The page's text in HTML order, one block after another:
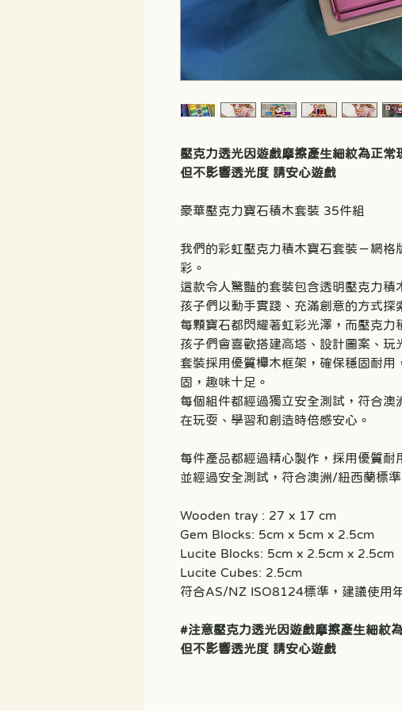
壓克力透光因遊戲摩擦產生細紋為正常
但不影響透光度 請安心遊戲
豪華壓克力寶石積木套裝 35件組
我們的彩虹壓克力積木寶石套裝－網格
彩。
這款令人驚豔的套裝包含透明壓克力積
孩子們以動手實踐、充滿創意的方式探
每顆寶石都閃耀著虹彩光澤，而壓克力
孩子們會喜歡搭建高塔、設計圖案、玩
套裝採用優質櫸木框架，確保穩固耐用
固，趣味十足。
每個組件都經過獨立安全測試，符合澳
在玩耍、學習和創造時倍感安心。
每件產品都經過精心製作，採用優質耐
並經過安全測試，符合澳洲/紐西蘭標
Wooden tray : 27 x 17 cm
Gem Blocks: 5cm x 5cm x 2.5cm
Lucite Blocks: 5cm x 2.5cm x 2.5cm
Lucite Cubes: 2.5cm
符合AS/NZ ISO8124標準，建議使用
#注意壓克力透光因遊戲摩擦產生細紋
但不影響透光度 請安心遊戲